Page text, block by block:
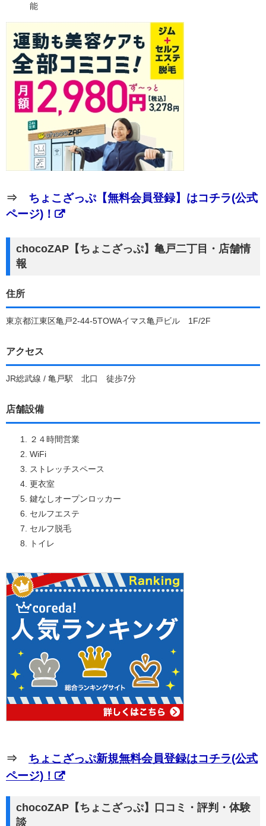
能
⇒ ちょこざっぷ【無料会員登録】はコチラ(公式
ページ)！
chocoZAP【ちょこざっぷ】亀戸二丁目・店舗情
報
住所
東京都江東区亀戸2-44-5TOWAイマス亀戸ビル 1F/2F
アクセス
JR総武線 / 亀戸駅 北口 徒歩7分
店舗設備
２４時間営業
WiFi
ストレッチスペース
更衣室
鍵なしオープンロッカー
セルフエステ
セルフ脱毛
トイレ
⇒ ちょこざっぷ新規無料会員登録はコチラ(公式
ページ)！
chocoZAP【ちょこざっぷ】口コミ・評判・体験
談